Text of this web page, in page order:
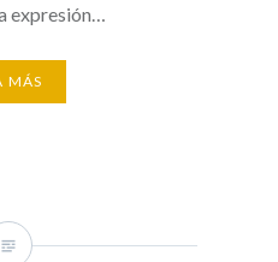
expresión…
MÁS